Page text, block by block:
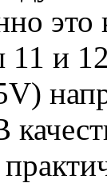
это
11 и